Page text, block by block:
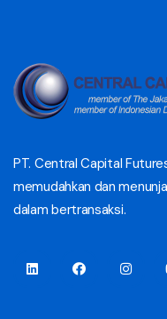
PT. Central Capital
memudahkan dan
dalam bertransaksi.